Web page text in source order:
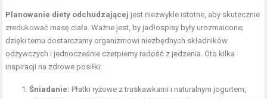
Planowanie diety odchudzającej jest niezwykle istotne, aby skutecznie
zredukować masę ciała. Ważne jest, by jadłospisy były urozmaicone;
dzięki temu dostarczamy organizmowi niezbędnych składników
odżywczych i jednocześnie czerpiemy radość z jedzenia. Oto kilka
inspiracji na zdrowe posiłki:
Śniadanie: Płatki ryżowe z truskawkami i naturalnym jogurtem,